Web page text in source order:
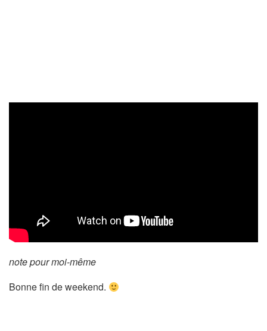
note pour moi-même
Bonne fin de weekend.